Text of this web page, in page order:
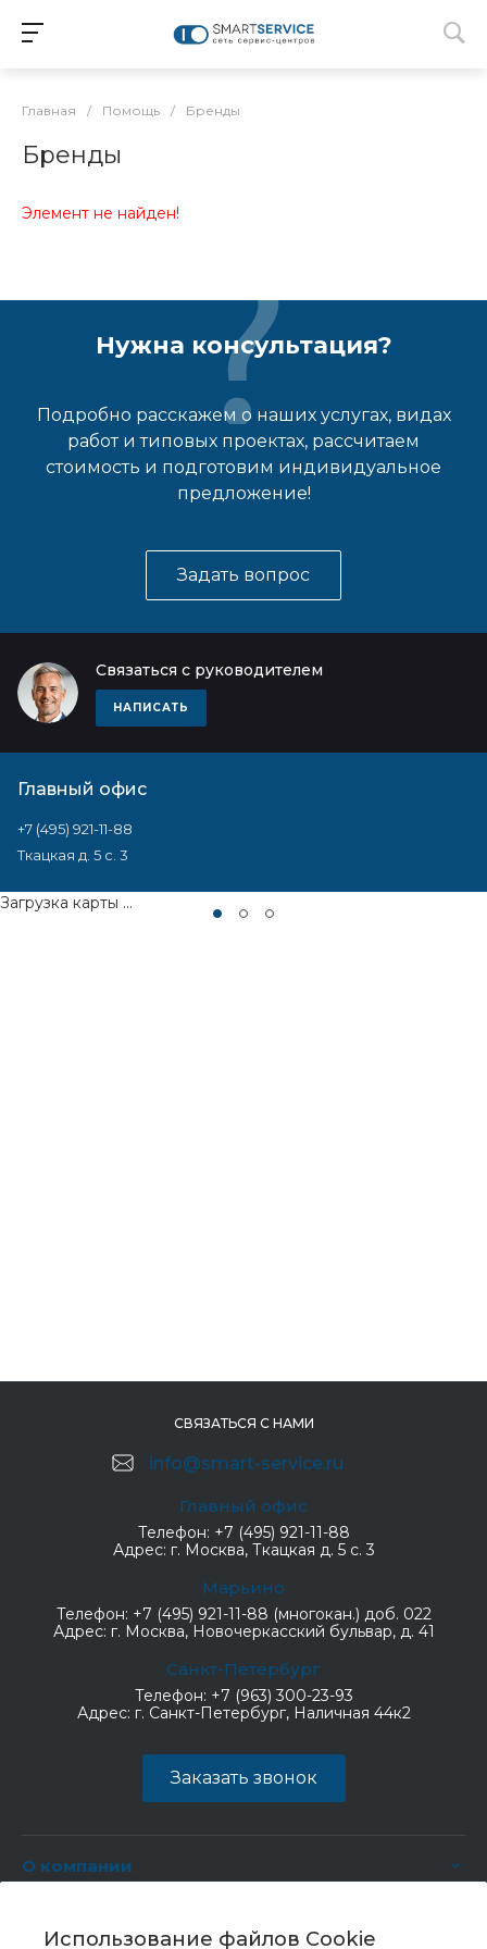
Использование файлов Cookie
Главная / Помощь / Бренды
Бренды
Элемент не найден!
Нужна консультация?
Подробно расскажем о наших услугах, видах
работ и типовых проектах, рассчитаем
стоимость и подготовим индивидуальное
предложение!
Задать вопрос
Связаться с руководителем
НАПИСАТЬ
Главный офис
+7 (495) 921-11-88
Ткацкая д. 5 с. 3
Загрузка карты ...
СВЯЗАТЬСЯ С НАМИ
info@smart-service.ru
Главный офис
Телефон: +7 (495) 921-11-88
Адрес: г. Москва, Ткацкая д. 5 с. 3
Марьино
Телефон: +7 (495) 921-11-88 (многокан.) доб. 022
Адрес: г. Москва, Новочеркасский бульвар, д. 41
Санкт-Петербург
Телефон: +7 (963) 300-23-93
Адрес: г. Санкт-Петербург, Наличная 44к2
Заказать звонок
О компании
Услуги